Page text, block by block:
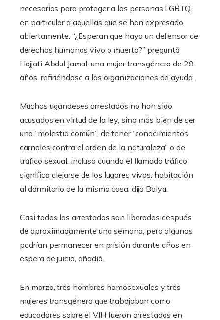
necesarios para proteger a las personas LGBTQ,
en particular a aquellas que se han expresado
abiertamente. “¿Esperan que haya un defensor de
derechos humanos vivo o muerto?” preguntó
Hajjati Abdul Jamal, una mujer transgénero de 29
años, refiriéndose a las organizaciones de ayuda.
Muchos ugandeses arrestados no han sido
acusados ​​en virtud de la ley, sino más bien de ser
una “molestia común”, de tener “conocimientos
carnales contra el orden de la naturaleza” o de
tráfico sexual, incluso cuando el llamado tráfico
significa alejarse de los lugares vivos. habitación
al dormitorio de la misma casa, dijo Balya.
Casi todos los arrestados son liberados después
de aproximadamente una semana, pero algunos
podrían permanecer en prisión durante años en
espera de juicio, añadió.
En marzo, tres hombres homosexuales y tres
mujeres transgénero que trabajaban como
educadores sobre el VIH fueron arrestados en